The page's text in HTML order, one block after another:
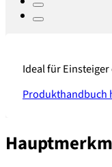
Ideal für
Produkthandbuch